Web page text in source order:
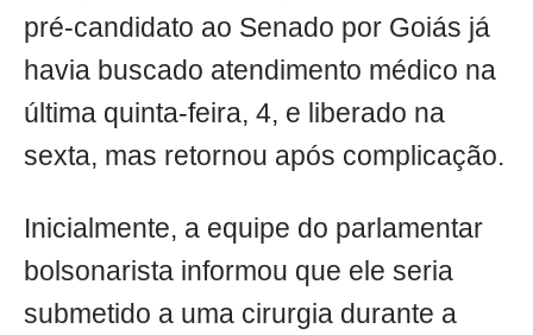
pré-candidato ao Senado por Goiás já
havia buscado atendimento médico na
última quinta-feira, 4, e liberado na
sexta, mas retornou após complicação.
Inicialmente, a equipe do parlamentar
bolsonarista informou que ele seria
submetido a uma cirurgia durante a